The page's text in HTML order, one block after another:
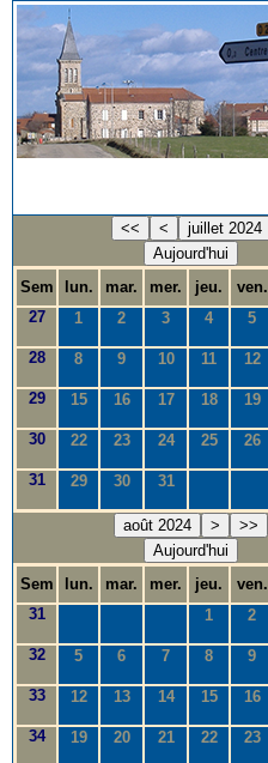
<< <
juillet 2024
Aujourd'hui
Sem
lun. mar. mer. jeu. ven.
27
1 2 3 4 5
28 8 9 10 11 12
29 15 16 17 18 19
30 22 23 24 25 26
31 29 30 31
août 2024 >
>>
Aujourd'hui
Sem
lun. mar. mer. jeu. ven.
31
1 2
32 5 6 7 8 9
33 12 13 14 15 16
34 19 20 21 22 23